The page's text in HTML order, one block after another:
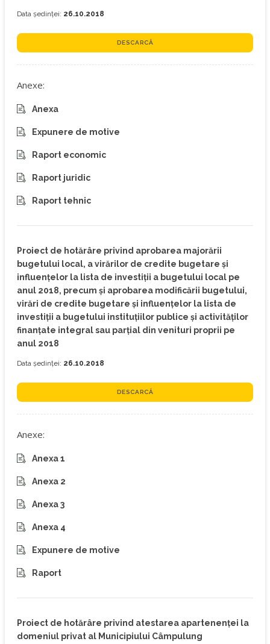
Data ședinței: 26.10.2018
DESCARCĂ
Anexe:
Anexa
Expunere de motive
Raport economic
Raport juridic
Raport tehnic
Proiect de hotărâre privind aprobarea majorării
bugetului local, a virărilor de credite bugetare și
influențelor la lista de investiții a bugetului local pe
anul 2018, precum și aprobarea modificării bugetului,
virări de credite bugetare și influenţelor la lista de
investiţii a bugetului instituţiilor publice şi activităţilor
finanţate integral sau parţial din venituri proprii pe
anul 2018
Data ședinței: 26.10.2018
DESCARCĂ
Anexe:
Anexa 1
Anexa 2
Anexa 3
Anexa 4
Expunere de motive
Raport
Proiect de hotărâre privind atestarea apartenenței la
domeniul privat al Municipiului Câmpulung